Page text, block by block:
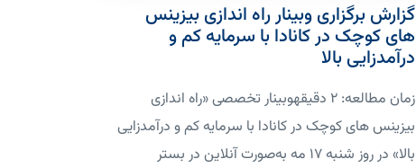
گزارش برگزاری وبینار راه اندازی بیزینس
های کوچک در کانادا با سرمایه کم و
درآمدزایی بالا
زمان مطالعه: 2 دقیقهوبینار تخصصی «راه اندازی
بیزینس های کوچک در کانادا با سرمایه کم و درآمدزایی
بالا» در روز شنبه ۱۷ مه به‌صورت آنلاین در بستر